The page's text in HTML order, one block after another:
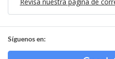
Síguenos en: